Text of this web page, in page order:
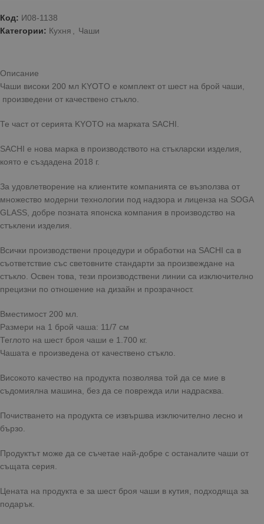
Код: И08-1138
Категории: Кухня Чаши
Описание
Чаши високи 200 мл KYOTO е комплект от шест на брой чаши,
произведени от качествено стъкло.
Те част от серията KYOTO на марката SACHI.
SACHI е нова марка в производството на стъкларски изделия,
която е създадена 2018 г.
За удовлетворение на клиентите компанията се възползва от
множество модерни технологии под надзора и лиценза на SOGA
GLASS, добре позната японска компания в производство на
стъклени изделия.
Всички производствени процедури и обработки на SACHI са в
съответствие със световните стандарти за произвеждане на
стъкло. Освен това, тези производствени линии са изключително
прецизни по отношение на дизайн и прозрачност.
Вместимост 200 мл.
Размери на 1 брой чаша: 11/7 см
Теглото на шест броя чаши е 1.700 кг.
Чашата е произведена от качествено стъкло.
Високото качество на продукта позволява той да се мие в
съдомиялна машина, без да се поврежда или надрасква.
Почистването на продукта се извършва изключително лесно и
бързо.
Продуктът може да се съчетае най-добре с останалите чаши от
същата серия.
Цената на продукта е за шест броя чаши в кутия, подходяща за
подарък.